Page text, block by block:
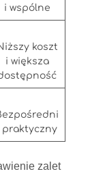
i wspólne
koszt
i większa
praktyczny
zalet